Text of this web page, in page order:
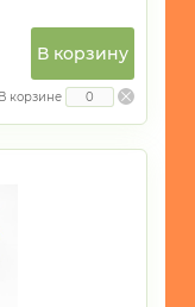
В корзину
В корзине